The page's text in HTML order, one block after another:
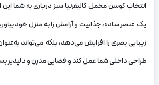
انتخاب کوسن مخمل کالیفرنیا سبز درباری به شما این
یک عنصر ساده، جذابیت و آرامش را به منزل خود
زیبایی بصری را افزایش می‌دهد، بلکه می‌تواند
طراحی داخلی شما عمل کند و فضایی مدرن و دلپذیر